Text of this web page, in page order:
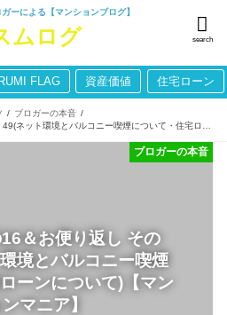
ーによる【マンションブログ】
search
FLAG 資産価値 住宅ローン
ブロガーの本音
＆お便り返し その
境とバルコニー喫煙
ーンについて)【マン
マニア】
ブロガーの本音